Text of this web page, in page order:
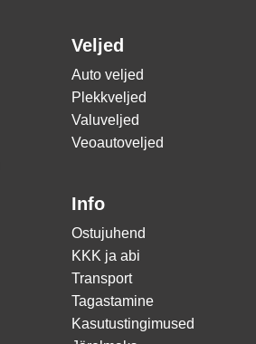
Veljed
Auto veljed
Plekkveljed
Valuveljed
Veoautoveljed
Info
Ostujuhend
KKK ja abi
Transport
Tagastamine
Kasutustingimused